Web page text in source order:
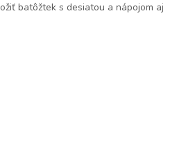
batôžtek s desiatou a nápojom aj